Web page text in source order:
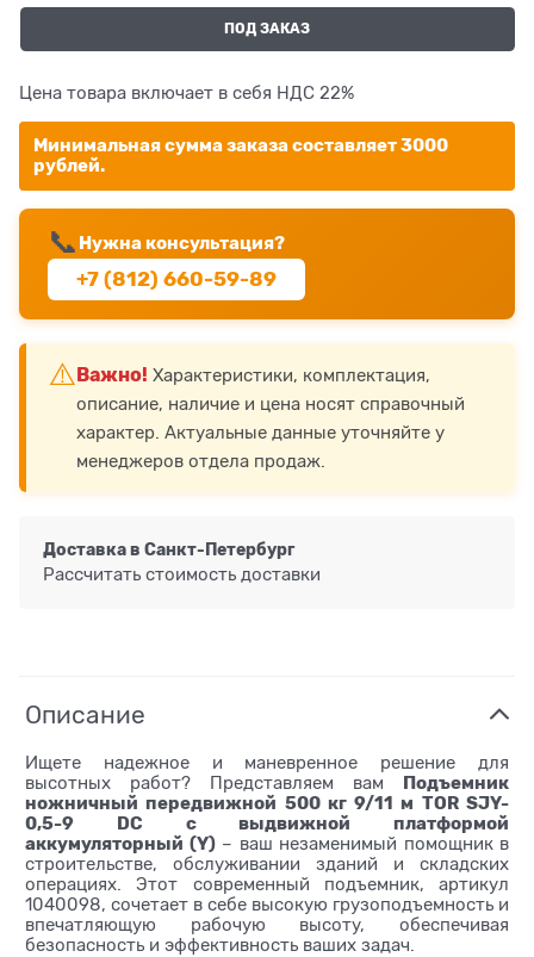
ПОД ЗАКАЗ
Цена товара включает в себя НДС 22%
Минимальная сумма заказа составляет 3000
рублей.
📞 Нужна консультация?
+7 (812) 660-59-89
⚠️ Важно! Характеристики, комплектация,
описание, наличие и цена носят справочный
характер. Актуальные данные уточняйте у
менеджеров отдела продаж.
Доставка в Санкт-Петербург
Рассчитать стоимость доставки
Описание
Ищете надежное и маневренное решение для
высотных работ? Представляем вам Подъемник
ножничный передвижной 500 кг 9/11 м TOR SJY-
0,5-9 DC с выдвижной платформой
аккумуляторный (Y)– ваш незаменимый помощник в
строительстве, обслуживании зданий и складских
операциях. Этот современный подъемник, артикул
1040098, сочетает в себе высокую грузоподъемность и
впечатляющую рабочую высоту, обеспечивая
безопасность и эффективность ваших задач.